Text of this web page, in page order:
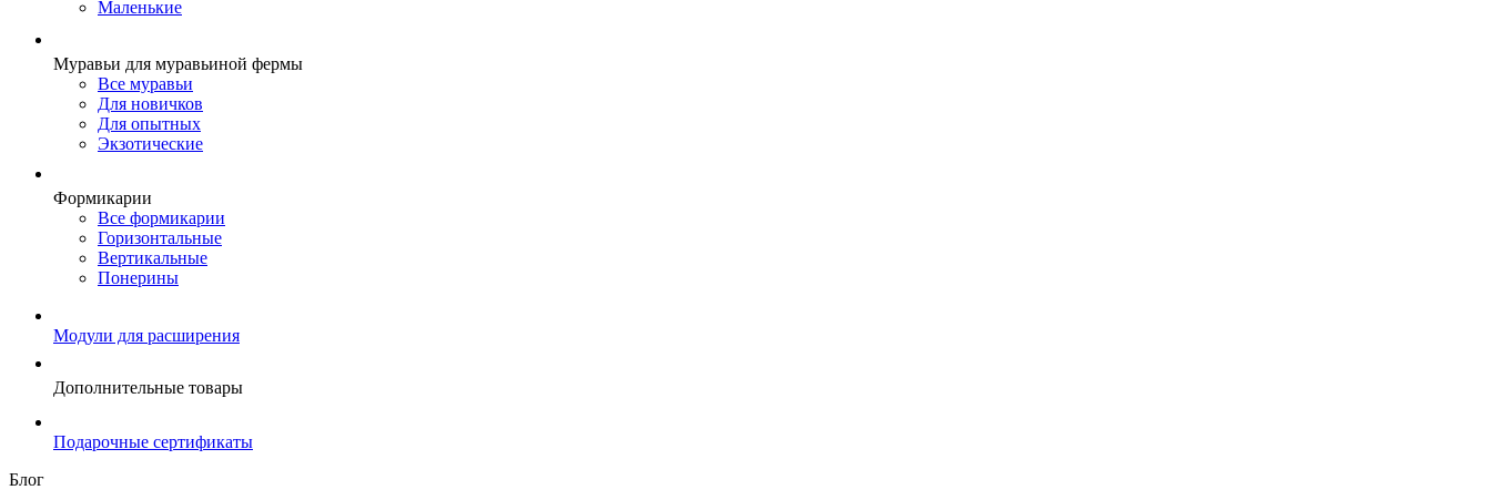
Маленькие
Муравьи для муравьиной фермы
Все муравьи
Для новичков
Для опытных
Экзотические
Формикарии
Все формикарии
Горизонтальные
Вертикальные
Понерины
Модули для расширения
Дополнительные товары
Подарочные сертификаты
Блог